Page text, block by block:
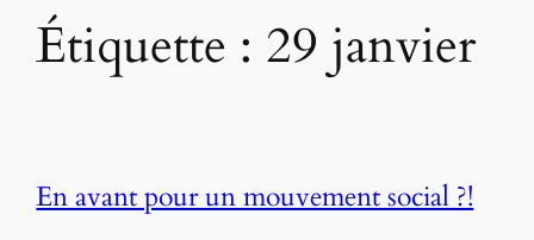
Étiquette : 29 janvier
En avant pour un mouvement social ?!